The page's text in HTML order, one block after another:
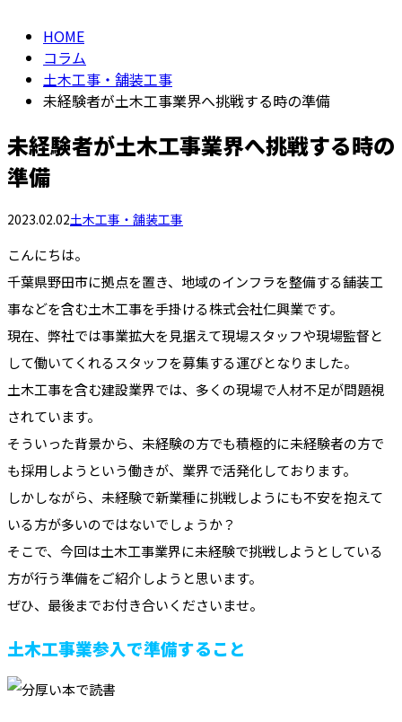
HOME
コラム
土木工事・舗装工事
未経験者が土木工事業界へ挑戦する時の準備
未経験者が土木工事業界へ挑戦する時の
準備
2023.02.02土木工事・舗装工事
こんにちは。
千葉県野田市に拠点を置き、地域のインフラを整備する舗装工
事などを含む土木工事を手掛ける株式会社仁興業です。
現在、弊社では事業拡大を見据えて現場スタッフや現場監督と
して働いてくれるスタッフを募集する運びとなりました。
土木工事を含む建設業界では、多くの現場で人材不足が問題視
されています。
そういった背景から、未経験の方でも積極的に未経験者の方で
も採用しようという働きが、業界で活発化しております。
しかしながら、未経験で新業種に挑戦しようにも不安を抱えて
いる方が多いのではないでしょうか？
そこで、今回は土木工事業界に未経験で挑戦しようとしている
方が行う準備をご紹介しようと思います。
ぜひ、最後までお付き合いくださいませ。
土木工事業参入で準備すること